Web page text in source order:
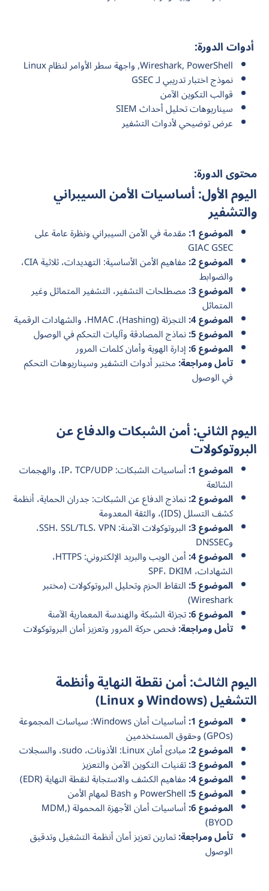
أدوات الدورة:
Wireshark, PowerShell, واجهة سطر الأوامر لنظام Linux
نموذج اختبار تدريبي لـ GSEC
قوالب التكوين الآمن
سيناريوهات تحليل أحداث SIEM
عرض توضيحي لأدوات التشفير
محتوى الدورة:
اليوم الأول: أساسيات الأمن السيبراني
والتشفير
الموضوع 1: مقدمة في الأمن السيبراني ونظرة عامة على
GIAC GSEC
الموضوع 2: مفاهيم الأمن الأساسية: التهديدات، ثلاثية CIA،
والضوابط
الموضوع 3: مصطلحات التشفير، التشفير المتماثل وغير
المتماثل
الموضوع 4: التجزئة (Hashing)، HMAC، والشهادات الرقمية
الموضوع 5: نماذج المصادقة وآليات التحكم في الوصول
الموضوع 6: إدارة الهوية وأمان كلمات المرور
تأمل ومراجعة:مختبر أدوات التشفير وسيناريوهات التحكم
في الوصول
اليوم الثاني: أمن الشبكات والدفاع عن
البروتوكولات
الموضوع 1: أساسيات الشبكات: IP، TCP/UDP، والهجمات
الشائعة
الموضوع 2: نماذج الدفاع عن الشبكات: جدران الحماية، أنظمة
كشف التسلل (IDS)، والثقة المعدومة
الموضوع 3: البروتوكولات الآمنة: SSH، SSL/TLS، VPN،
وDNSSEC
الموضوع 4: أمن الويب والبريد الإلكتروني: HTTPS،
الشهادات، SPF، DKIM
الموضوع 5: التقاط الحزم وتحليل البروتوكولات (مختبر
Wireshark)
الموضوع 6: تجزئة الشبكة والهندسة المعمارية الآمنة
تأمل ومراجعة:فحص حركة المرور وتعزيز أمان البروتوكولات
اليوم الثالث: أمن نقطة النهاية وأنظمة
التشغيل (Windows و Linux)
الموضوع 1: أساسيات أمان Windows: سياسات المجموعة
(GPOs) وحقوق المستخدمين
الموضوع 2: مبادئ أمان Linux: الأذونات، sudo، والسجلات
الموضوع 3: تقنيات التكوين الآمن والتعزيز
الموضوع 4: مفاهيم الكشف والاستجابة لنقطة النهاية (EDR)
الموضوع 5: PowerShell و Bash لمهام الأمن
الموضوع 6: أساسيات أمان الأجهزة المحمولة (MDM,
BYOD)
تأمل ومراجعة:تمارين تعزيز أمان أنظمة التشغيل وتدقيق
الوصول